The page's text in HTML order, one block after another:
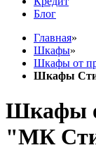
Блог
Главная»
Шкафы»
Шкафы от
Шкафы
Шкафы
"МК